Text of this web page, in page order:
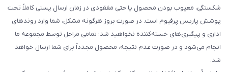
شکستگی، معیوب بودن محصول یا حتی مفقودی در زمان ارسال پستی کاملاً تحت
پوشش پاریس پرفیوم است. در صورت بروز هرگونه مشکل، شما وارد روندهای
اداری و پیگیری‌های خسته‌کننده نخواهید شد؛ تمامی مراحل توسط مجموعه ما
انجام می‌شود و در صورت عدم نتیجه، محصول مجدداً برای شما ارسال خواهد
شد.